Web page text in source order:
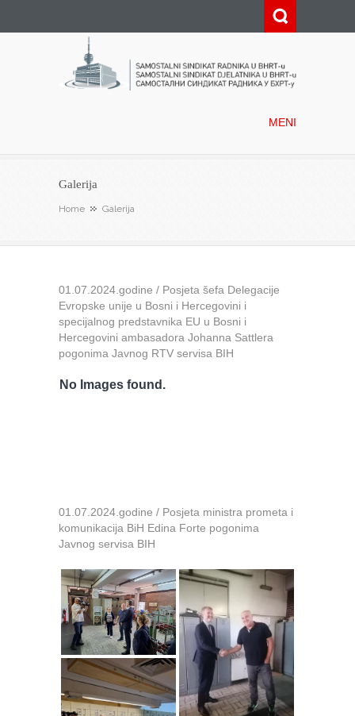
MENI
Galerija
Home Galerija
01.07.2024.godine / Posjeta šefa Delegacije
Evropske unije u Bosni i Hercegovini i
specijalnog predstavnika EU u Bosni i
Hercegovini ambasadora Johanna Sattlera
pogonima Javnog RTV servisa BIH
No Images found.
01.07.2024.godine / Posjeta ministra prometa i
komunikacija BiH Edina Forte pogonima
Javnog servisa BIH